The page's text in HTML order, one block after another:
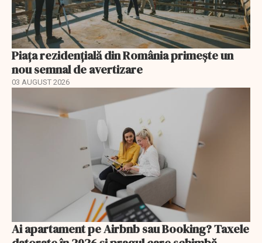
Piața rezidențială din România primește un
nou semnal de avertizare
03 AUGUST 2026
Ai apartament pe Airbnb sau Booking? Taxele